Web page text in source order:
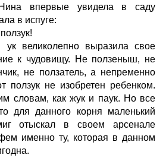
Нина впервые увидела в саду
в испуге:
великолепно выразила свое
к чудовищу. Не ползеныш, не
не ползатель, а непременно
ползук не изобретен ребенком.
словам, как жук и паук. Но все
для данного корня маленький
отыскал в своем арсенале
именно ту, которая в данном